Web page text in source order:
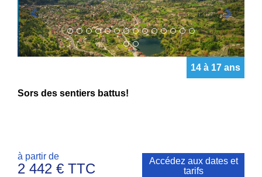
14 à 17 ans
Sors des sentiers battus!
à partir de
2 442 € TTC
Accédez aux dates et
tarifs